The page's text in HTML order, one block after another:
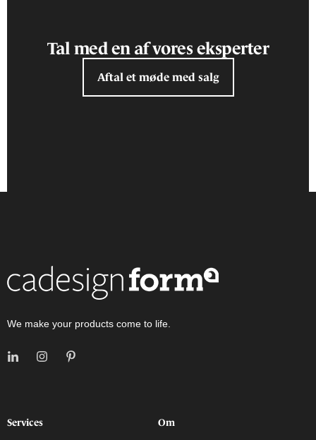
Tal med en af vores eksperter
Aftal et møde med salg
We make your products come to life.
Services Om